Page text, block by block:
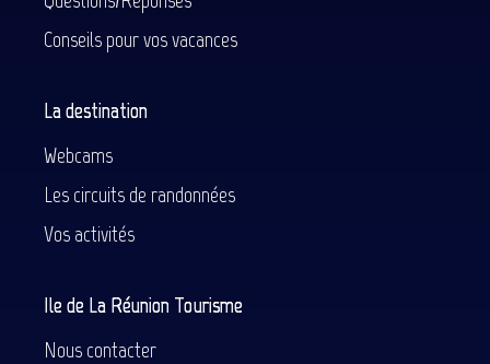
Conseils pour vos vacances
La destination
Webcams
Les circuits de randonnées
Vos activités
Ile de La Réunion Tourisme
Nous contacter